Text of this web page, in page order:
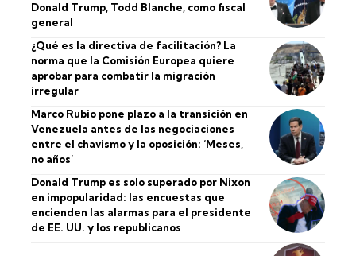
Donald Trump, Todd Blanche, como fiscal
general
¿Qué es la directiva de facilitación? La
norma que la Comisión Europea quiere
aprobar para combatir la migración
irregular
Marco Rubio pone plazo a la transición en
Venezuela antes de las negociaciones
entre el chavismo y la oposición: ‘Meses,
no años’
Donald Trump es solo superado por Nixon
en impopularidad: las encuestas que
encienden las alarmas para el presidente
de EE. UU. y los republicanos